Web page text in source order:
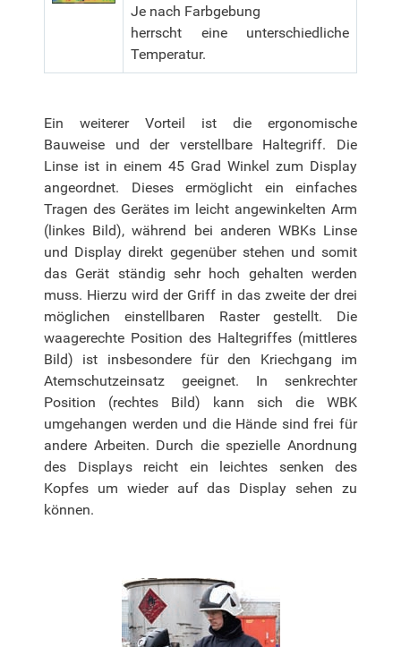
Je nach Farbgebung
herrscht eine unterschiedliche
Temperatur.
Ein weiterer Vorteil ist die ergonomische
Bauweise und der verstellbare Haltegriff. Die
Linse ist in einem 45 Grad Winkel zum Display
angeordnet. Dieses ermöglicht ein einfaches
Tragen des Gerätes im leicht angewinkelten Arm
(linkes Bild), während bei anderen WBKs Linse
und Display direkt gegenüber stehen und somit
das Gerät ständig sehr hoch gehalten werden
muss. Hierzu wird der Griff in das zweite der drei
möglichen einstellbaren Raster gestellt. Die
waagerechte Position des Haltegriffes (mittleres
Bild) ist insbesondere für den Kriechgang im
Atemschutzeinsatz geeignet. In senkrechter
Position (rechtes Bild) kann sich die WBK
umgehangen werden und die Hände sind frei für
andere Arbeiten. Durch die spezielle Anordnung
des Displays reicht ein leichtes senken des
Kopfes um wieder auf das Display sehen zu
können.